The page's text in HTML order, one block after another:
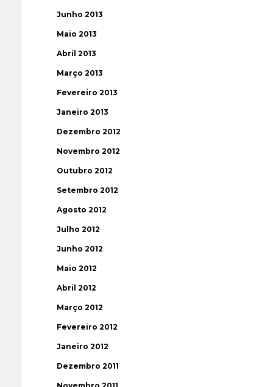
Junho 2013
Maio 2013
Abril 2013
Março 2013
Fevereiro 2013
Janeiro 2013
Dezembro 2012
Novembro 2012
Outubro 2012
Setembro 2012
Agosto 2012
Julho 2012
Junho 2012
Maio 2012
Abril 2012
Março 2012
Fevereiro 2012
Janeiro 2012
Dezembro 2011